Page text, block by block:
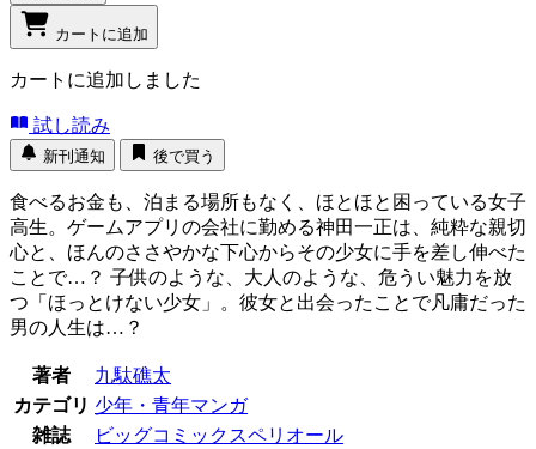
カートに追加
カートに追加しました
試し読み
新刊通知 後で買う
食べるお金も、泊まる場所もなく、ほとほと困っている女子
高生。ゲームアプリの会社に勤める神田一正は、純粋な親切
心と、ほんのささやかな下心からその少女に手を差し伸べた
ことで…？ 子供のような、大人のような、危うい魅力を放
つ「ほっとけない少女」。彼女と出会ったことで凡庸だった
男の人生は…？
著者
九駄礁太
カテゴリ 少年・青年マンガ
雑誌
ビッグコミックスペリオール